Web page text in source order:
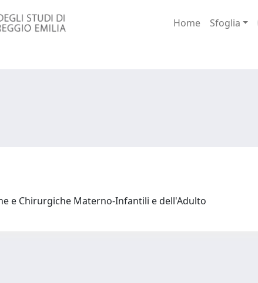
Home Sfoglia
e Chirurgiche Materno-Infantili e dell'Adulto